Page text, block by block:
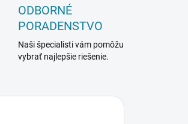
ODBORNÉ
PORADENSTVO
Naši špecialisti vám pomôžu
vybrať najlepšie riešenie.